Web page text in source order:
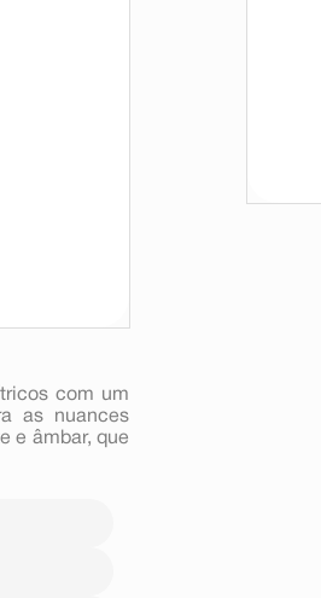
com um
as nuances
e âmbar, que